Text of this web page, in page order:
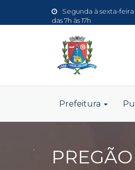
Segunda à sexta-feira
das 7h às 17h
Prefeitura